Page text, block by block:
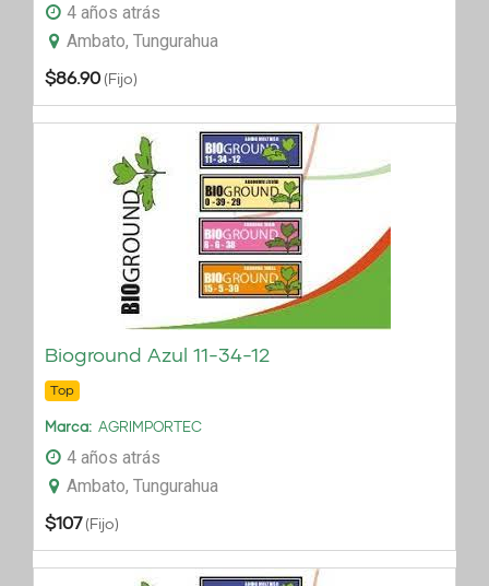
4 años atrás
Ambato, Tungurahua
$86.90 (Fijo)
Bioground Azul 11-34-12
Top
Marca AGRIMPORTEC
4 años atrás
Ambato, Tungurahua
$107 (Fijo)